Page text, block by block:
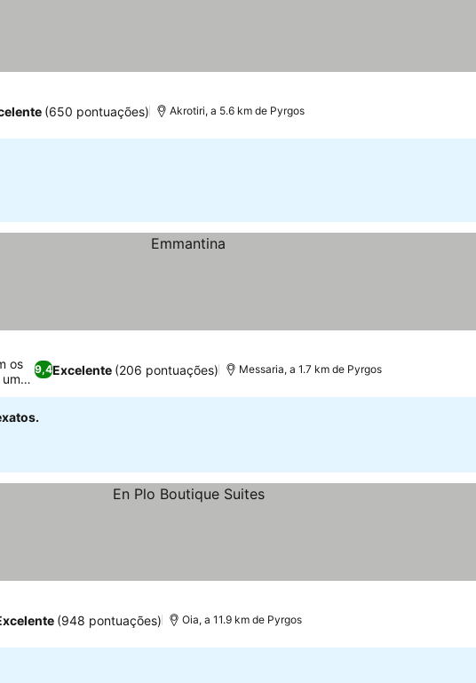
(650 pontuações) Akrotiri, a 5.6 km de Pyrgos
9,4Excelente (206 pontuações)
os
Messaria, a 1.7 km de Pyrgos
(948 pontuações) Oia, a 11.9 km de Pyrgos